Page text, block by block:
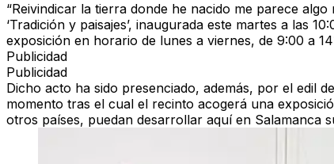
“Reivindicar la tierra donde he nacido me parece
‘Tradición y paisajes’, inaugurada este martes a las
exposición en horario de lunes a viernes, de 9:00 a
Publicidad
Publicidad
Dicho acto ha sido presenciado, además, por el edil
momento tras el cual el recinto acogerá una
otros países, puedan desarrollar aquí en Salamanca